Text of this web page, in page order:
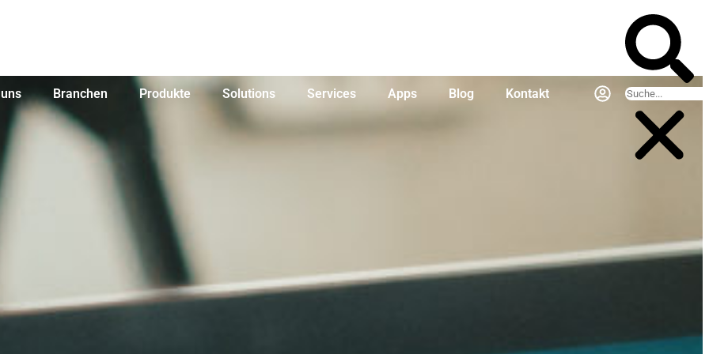
Branchen Produkte Solutions Services Apps Blog Kontakt